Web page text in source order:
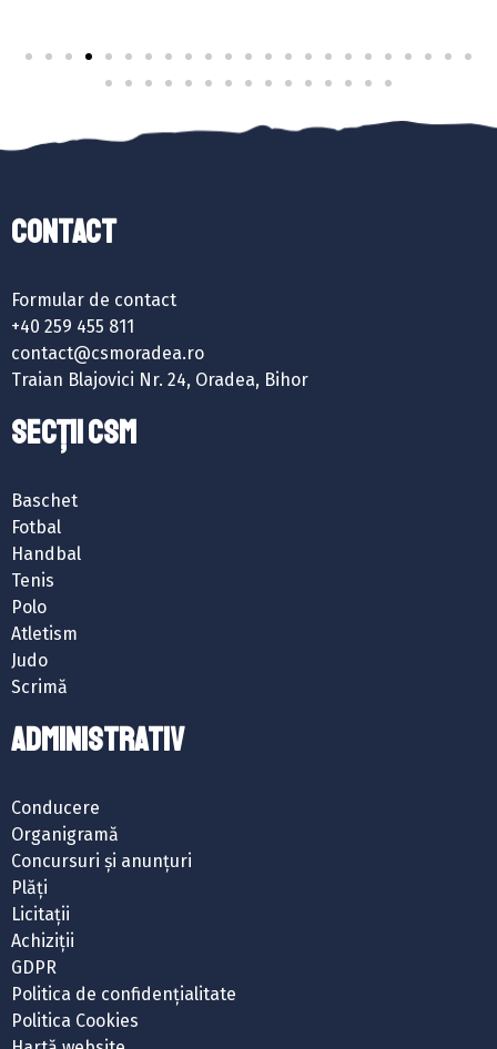
Contact
Formular de contact
+40 259 455 811
contact@csmoradea.ro
Traian Blajovici Nr. 24, Oradea, Bihor
SECȚII CSM
Baschet
Fotbal
Handbal
Tenis
Polo
Atletism
Judo
Scrimă
ADMINISTRATIV
Conducere
Organigramă
Concursuri și anunțuri
Plăți
Licitații
Achiziții
GDPR
Politica de confidențialitate
Politica Cookies